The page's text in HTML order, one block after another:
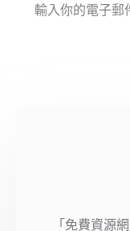
「免費資源